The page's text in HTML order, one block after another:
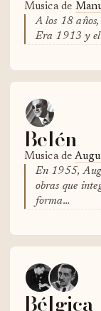
Musica de
A los 18
Era 1913 y el
Belén
Musica de
En 1955,
obras que
forma…
Bélgica